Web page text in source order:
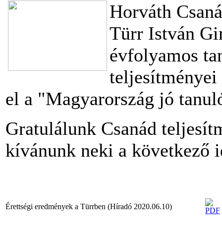
Horváth
Türr István
évfolyamos
teljesítményei
el a "Magyarország jó
Gratulálunk Csanád
kívánunk neki a következő
Érettségi eredmények a Türrben (Híradó 2020.06.10)